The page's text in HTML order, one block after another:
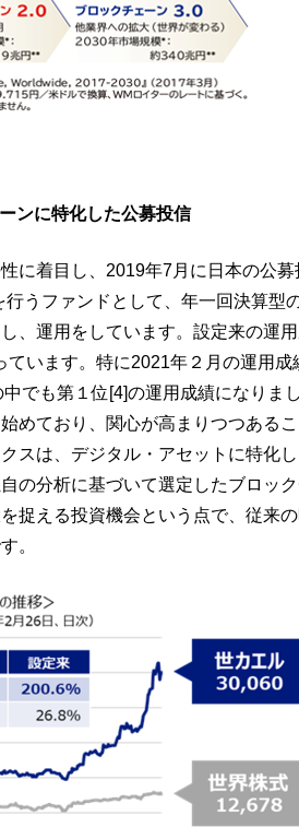
ンに特化した公募投信
に着目し、2019年7月に日本の公募
うファンドとして、年一回決算型
、運用をしています。設定来の運
います。特に2021年２月の運用成
でも第１位[4]の運用成績になりまし
めており、関心が高まりつつある
スは、デジタル・アセットに特化
の分析に基づいて選定したブロック
捉える投資機会という点で、従来
。